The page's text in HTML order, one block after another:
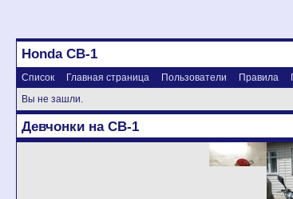
Honda CB-1
Список Главная страница Пользователи Правила
Вы не зашли.
Девчонки на CB-1